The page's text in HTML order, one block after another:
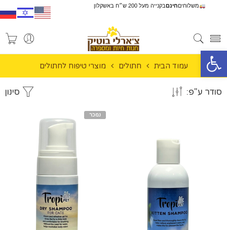
פתח סרגל נגישות
משלוחיםחינםבקנייה מעל 200 ש״ח באשקלון
עמוד הבית חתולים מוצרי טיפוח לחתולים
סינון סודר ע"פ:
נמכר